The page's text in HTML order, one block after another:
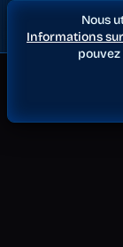
Nous
Informations